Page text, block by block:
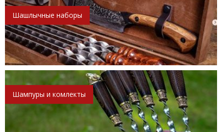
Шашлычные наборы
Шампуры и комлекты